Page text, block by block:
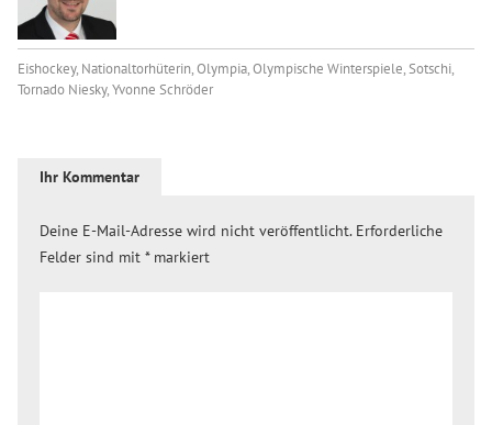
Eishockey, Nationaltorhüterin,Olympia,Olympische Winterspiele,Sotschi,
Tornado Niesky,Yvonne Schröder
Ihr Kommentar
Deine E-Mail-Adresse wird nicht veröffentlicht. Erforderliche
Felder sind mit *markiert